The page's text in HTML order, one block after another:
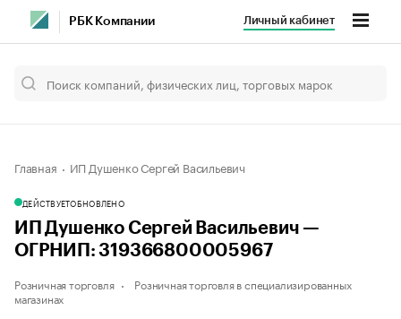
РБК Компании Личный кабинет
Главная ИП Душенко Сергей Васильевич
ДЕЙСТВУЕТОБНОВЛЕНО
ИП Душенко Сергей Васильевич —
ОГРНИП: 319366800005967
Розничная торговля
Розничная торговля в специализированных
магазинах